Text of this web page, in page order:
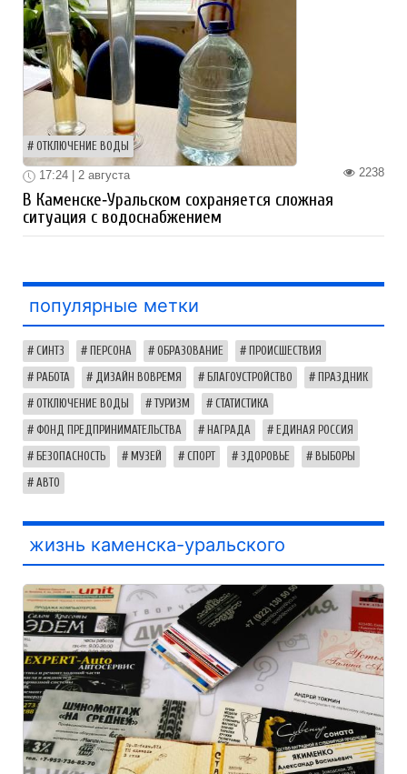
ОТКЛЮЧЕНИЕ ВОДЫ
2238
17:24 | 2 августа
В Каменске‑Уральском сохраняется сложная
ситуация с водоснабжением
популярные метки
СИНТЗ ПЕРСОНА ОБРАЗОВАНИЕ ПРОИСШЕСТВИЯ
РАБОТА ДИЗАЙН ВОВРЕМЯ БЛАГОУСТРОЙСТВО ПРАЗДНИК
ОТКЛЮЧЕНИЕ ВОДЫ ТУРИЗМ СТАТИСТИКА
ФОНД ПРЕДПРИНИМАТЕЛЬСТВА НАГРАДА ЕДИНАЯ РОССИЯ
БЕЗОПАСНОСТЬ МУЗЕЙ СПОРТ ЗДОРОВЬЕ ВЫБОРЫ
АВТО
жизнь каменска-уральского